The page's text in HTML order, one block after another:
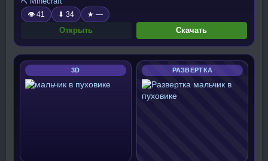
👁 41 ⬇ 34 ★ —
Открыть Скачать
3D РАЗВЕРТКА